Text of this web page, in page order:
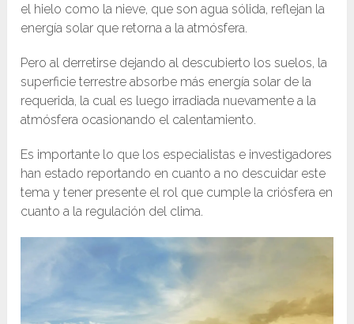
el hielo como la nieve, que son agua sólida, reflejan la
energía solar que retorna a la atmósfera.
Pero al derretirse dejando al descubierto los suelos, la
superficie terrestre absorbe más energía solar de la
requerida, la cual es luego irradiada nuevamente a la
atmósfera ocasionando el calentamiento.
Es importante lo que los especialistas e investigadores
han estado reportando en cuanto a no descuidar este
tema y tener presente el rol que cumple la criósfera en
cuanto a la regulación del clima.